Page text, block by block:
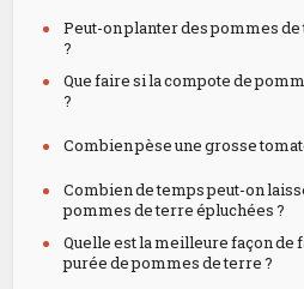
Peut-on planter des pommes
?
Que faire si la compote de
?
Combien pèse une grosse
Combien de temps peut-on
pommes de terre épluchées ?
Quelle est la meilleure façon de
purée de pommes de terre ?